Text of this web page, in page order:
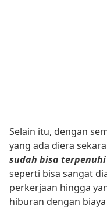
Selain itu, dengan
yang ada diera
sudah bisa
seperti bisa sangat
perkerjaan hingga
hiburan dengan